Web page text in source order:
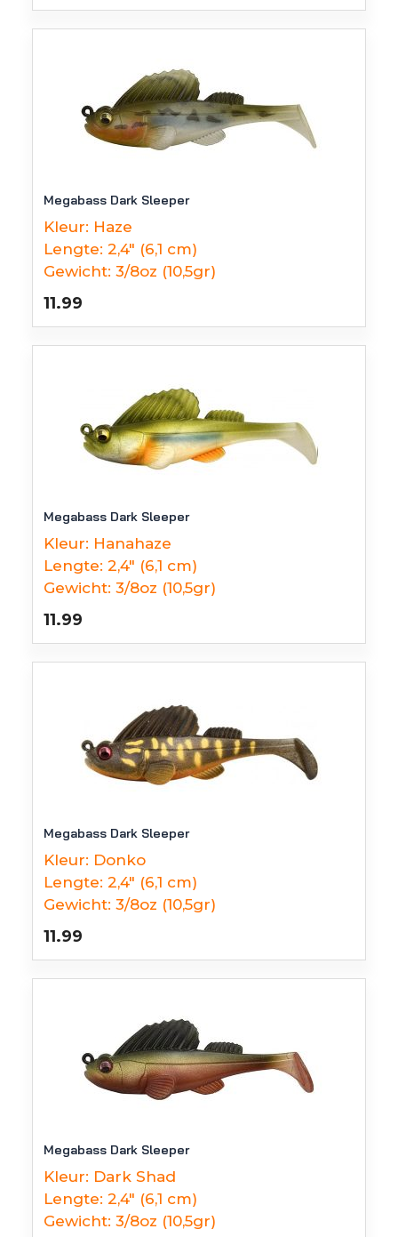
Megabass Dark Sleeper
Kleur: Haze
Lengte: 2,4" (6,1 cm)
Gewicht: 3/8oz (10,5gr)
11.99
Megabass Dark Sleeper
Kleur: Hanahaze
Lengte: 2,4" (6,1 cm)
Gewicht: 3/8oz (10,5gr)
11.99
Megabass Dark Sleeper
Kleur: Donko
Lengte: 2,4" (6,1 cm)
Gewicht: 3/8oz (10,5gr)
11.99
Megabass Dark Sleeper
Kleur: Dark Shad
Lengte: 2,4" (6,1 cm)
Gewicht: 3/8oz (10,5gr)